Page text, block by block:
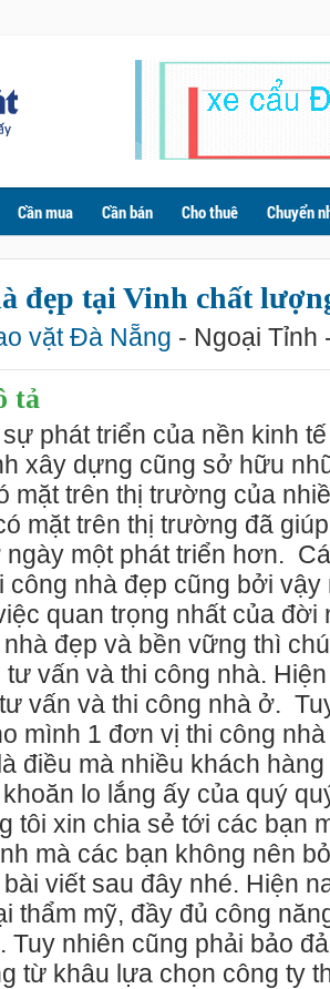
Cần mua Cần bán Cho thuê Chuyển
đẹp tại Vinh chất
vặt Đà Nẵng - Ngoại Tỉnh
tả
phát triển của nền kinh
xây dựng cũng sở hữu
mặt trên thị trường của
mặt trên thị trường đã
ngày một phát triển hơn.
công nhà đẹp cũng bởi
quan trọng nhất của
đẹp và bền vững thì
tư vấn và thi công nhà.
vấn và thi công nhà ở.
mình 1 đơn vị thi công
điều mà nhiều khách
lo lắng ấy của quý
tôi xin chia sẻ tới các bạn
mà các bạn không nên
viết sau đây nhé. Hiện
thẩm mỹ, đầy đủ công
Tuy nhiên cũng phải bảo
từ khâu lựa chọn công ty
cho thue xe may phu yen - cho
phú yên
0387560028 cho thuê xe máy
thuê xe máy ở tại Tuy Hòa Phú
cho
căn